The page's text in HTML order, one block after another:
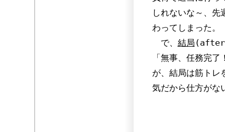
しれないな～、先
わってしまった。
で、 結局 (after
「無事、任務完
が、結局は筋トレ
気だから仕方がな